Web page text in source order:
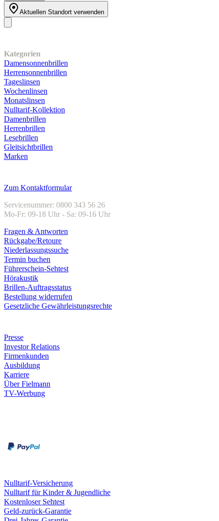
Aktuellen Standort verwenden
Kategorien
Damensonnenbrillen
Herrensonnenbrillen
Tageslinsen
Wochenlinsen
Monatslinsen
Nulltarif-Kollektion
Damenbrillen
Herrenbrillen
Lesebrillen
Gleitsichtbrillen
Marken
Zum Kontaktformular
Servicenummer: 0800 343 56 26
Mo-Fr: 09-18 Uhr - Sa: 09-16 Uhr
Fragen & Antworten
Rückgabe/Retoure
Niederlassungssuche
Termin buchen
Führerschein-Sehtest
Hörakustik
Brillen-Auftragsstatus
Bestellung widerrufen
Gesetzliche Gewährleistungsrechte
Presse
Investor Relations
Firmenkunden
Ausbildung
Karriere
Über Fielmann
TV-Werbung
Nulltarif-Versicherung
Nulltarif für Kinder & Jugendliche
Kostenloser Sehtest
Geld-zurück-Garantie